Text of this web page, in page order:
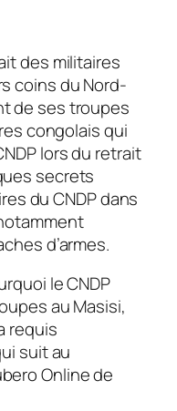
des militaires
coins du Nord-
de ses troupes
congolais qui
lors du retrait
secrets
du CNDP dans
d’armes.
le CNDP
au Masisi,
requis
suit au
Online de